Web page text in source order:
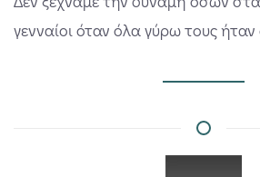
γενναίοι όταν όλα γύρω τους ήταν